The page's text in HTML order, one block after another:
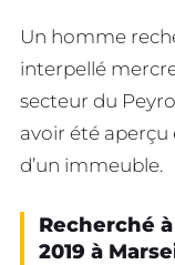
Un homme
interpellé
secteur du
avoir été aperçu
d’un immeuble.
Recherché
2019 à